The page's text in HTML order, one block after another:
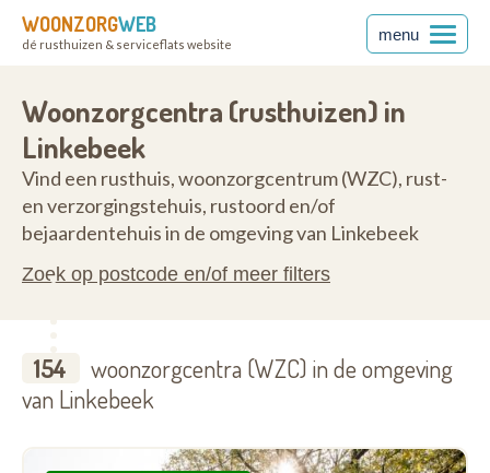
WOONZORGWEB
dé rusthuizen & serviceflats website
menu
Woonzorgcentra (rusthuizen) in
Linkebeek
Vind een rusthuis, woonzorgcentrum (WZC), rust-
en verzorgingstehuis, rustoord en/of
bejaardentehuis in de omgeving van Linkebeek
Zoek op postcode en/of meer filters
154
woonzorgcentra (WZC) in de omgeving
van Linkebeek